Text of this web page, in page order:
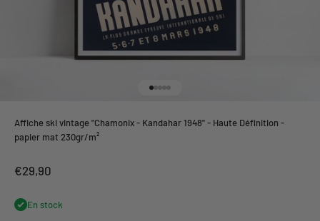
Affiche ski vintage "Chamonix - Kandahar 1948" - Haute Définition -
papier mat 230gr/m²
Prix de vente
€29,90
En stock